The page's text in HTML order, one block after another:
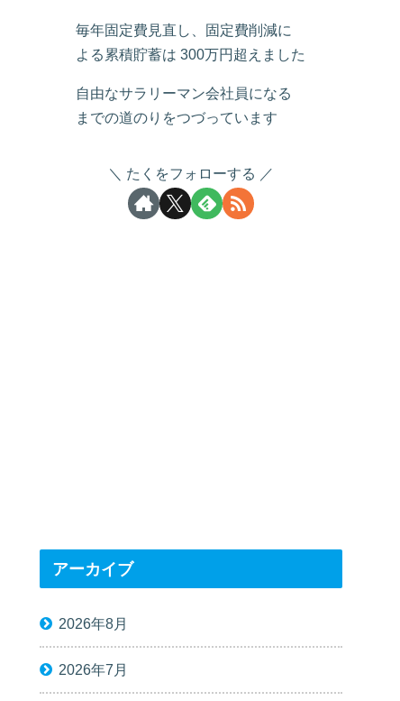
毎年固定費見直し、固定費削減に
よる累積貯蓄は 300万円超えました
自由なサラリーマン会社員になる
までの道のりをつづっています
たくをフォローする
アーカイブ
2026年8月
2026年7月